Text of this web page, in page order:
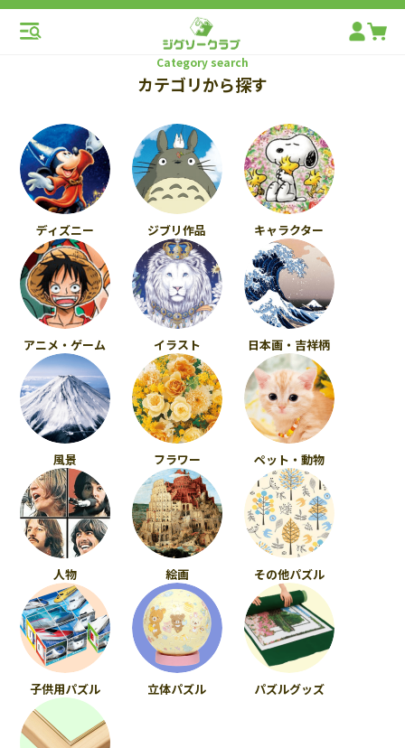
Category search
カテゴリから探す
ディズニー ジブリ作品 キャラクター
アニメ・ゲーム イラスト 日本画・吉祥柄
風景 フラワー ペット・動物
人物 絵画 その他パズル
子供用パズル 立体パズル パズルグッズ